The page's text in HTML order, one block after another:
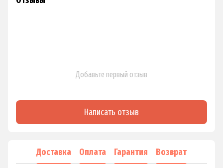
Добавьте первый отзыв
Написать отзыв
Доставка Оплата Гарантия Возврат